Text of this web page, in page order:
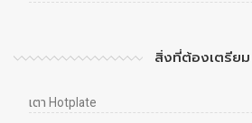
สิ่งที่ต้องเตรียม
เตา Hotplate